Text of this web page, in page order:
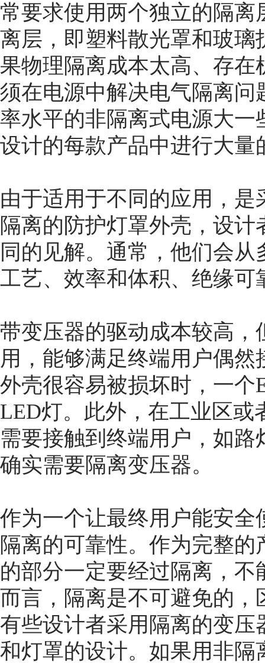
常要求使用两个独立的隔
离层，即塑料散光罩和玻
果物理隔离成本太高、存
须在电源中解决电气隔离
率水平的非隔离式电源大
设计的每款产品中进行大
由于适用于不同的应用，
隔离的防护灯罩外壳，设
同的见解。通常，他们会
工艺、效率和体积、绝缘
带变压器的驱动成本较高
用，能够满足终端用户偶
外壳很容易被损坏时，一个
LED灯。此外，在工业区
需要接触到终端用户，如
确实需要隔离变压器。
作为一个让最终用户能安
隔离的可靠性。作为完整
的部分一定要经过隔离，
而言，隔离是不可避免的
有些设计者采用隔离的变
和灯罩的设计。如果用非